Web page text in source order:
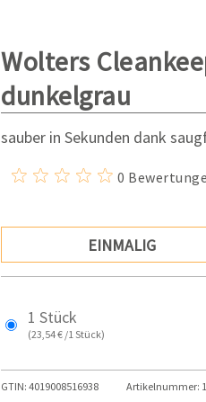
Wolters
dunkelgrau
sauber in Sekunden dank
0
EINMALIG
1 Stück
(23,54 € /1 Stück)
GTIN: 4019008516938 Artikelnummer: